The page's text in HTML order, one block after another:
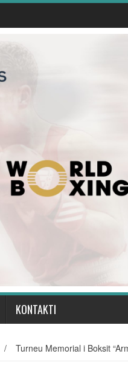
KONTAKTI
/ Turneu Memorial i Boksit